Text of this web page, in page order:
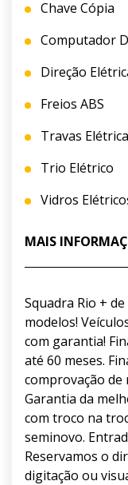
Chave Cópia
Computador
Direção
Freios ABS
Travas
Trio Elétrico
Vidros
MAIS
Squadra Rio +
modelos!
com garantia!
até 60 meses.
comprovação de
Garantia da
com troco na
seminovo.
Reservamos o
digitação ou